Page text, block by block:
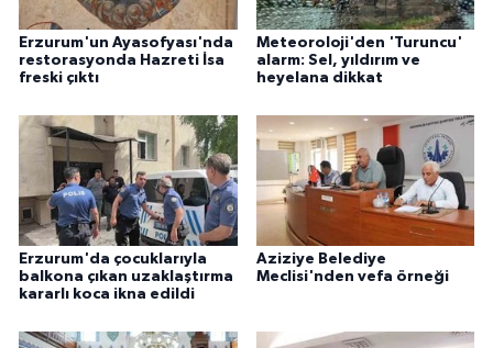
Erzurum'un Ayasofyası'nda
restorasyonda Hazreti İsa
freski çıktı
Meteoroloji'den 'Turuncu'
alarm: Sel, yıldırım ve
heyelana dikkat
Erzurum'da çocuklarıyla
balkona çıkan uzaklaştırma
kararlı koca ikna edildi
Aziziye Belediye
Meclisi'nden vefa örneği